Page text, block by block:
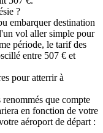
?
embarquer destination
vol aller simple pour
période, le tarif des
entre 507 € et
pour atterrir à
que compte
en fonction de votre
aéroport de départ :